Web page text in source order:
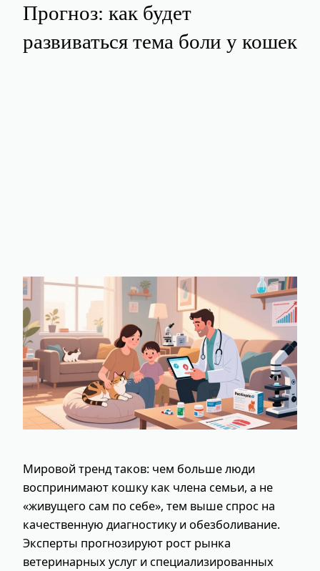
Прогноз: как будет
развиваться тема боли у кошек
Мировой тренд таков: чем больше люди
воспринимают кошку как члена семьи, а не
«живущего сам по себе», тем выше спрос на
качественную диагностику и обезболивание.
Эксперты прогнозируют рост рынка
ветеринарных услуг и специализированных